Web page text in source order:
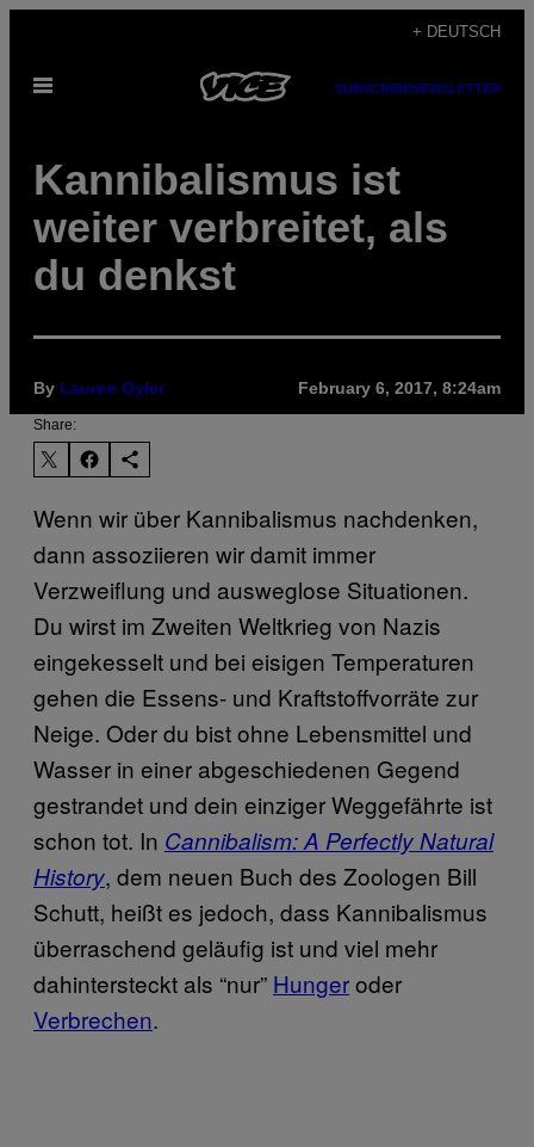
content
+ DEUTSCH
Open
SUBSCRIBENEWSLETTER
Kannibalismus ist
weiter verbreitet, als
du denkst
By Lauren Oyler February 6, 2017, 8:24am
Share:
Wenn wir über Kannibalismus nachdenken,
dann assoziieren wir damit immer
Verzweiflung und ausweglose Situationen.
Du wirst im Zweiten Weltkrieg von Nazis
eingekesselt und bei eisigen Temperaturen
gehen die Essens- und Kraftstoffvorräte zur
Neige. Oder du bist ohne Lebensmittel und
Wasser in einer abgeschiedenen Gegend
gestrandet und dein einziger Weggefährte ist
schon tot. In Cannibalism: A Perfectly Natural
History, dem neuen Buch des Zoologen Bill
Schutt, heißt es jedoch, dass Kannibalismus
überraschend geläufig ist und viel mehr
dahintersteckt als “nur” Hungeroder
Verbrechen.